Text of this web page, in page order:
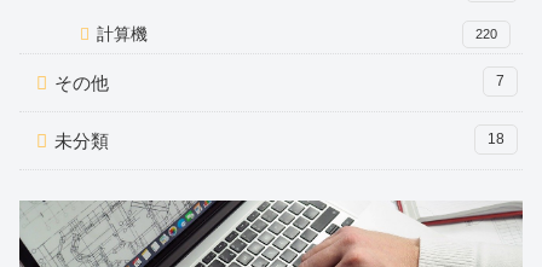
計算機 220
その他 7
未分類 18